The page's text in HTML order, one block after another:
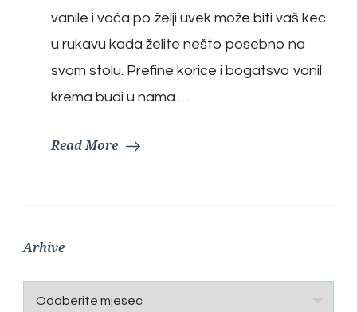
vanile i voća po želji uvek može biti vaš kec
u rukavu kada želite nešto posebno na
svom stolu. Prefine korice i bogatsvo vanil
krema budi u nama …
Read More
Arhive
Arhive